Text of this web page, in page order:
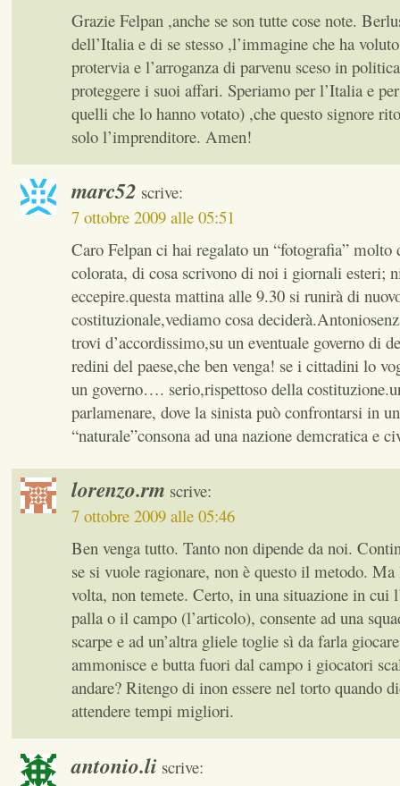
Grazie Felpan ,anche se son tutte cose note.
dell’Italia e di se stesso ,l’immagine che ha
protervia e l’arroganza di parvenu sceso in
proteggere i suoi affari. Speriamo per l’Italia e
quelli che lo hanno votato) ,che questo signore
solo l’imprenditore. Amen!
marc52 scrive:
7 ottobre 2009 alle 05:51
Caro Felpan ci hai regalato un “fotografia” molto
colorata, di cosa scrivono di noi i giornali esteri;
eccepire.questa mattina alle 9.30 si runirà di
costituzionale,vediamo cosa
trovi d’accordissimo,su un eventuale governo di
redini del paese,che ben venga! se i cittadini lo
un governo…. serio,rispettoso della
parlamenare, dove la sinista può confrontarsi in
“naturale”consona ad una nazione demcratica e
lorenzo.rm scrive:
7 ottobre 2009 alle 05:46
Ben venga tutto. Tanto non dipende da noi.
se si vuole ragionare, non è questo il metodo.
volta, non temete. Certo, in una situazione in cui
palla o il campo (l’articolo), consente ad una
scarpe e ad un’altra gliele toglie sì da farla
ammonisce e butta fuori dal campo i giocatori
andare? Ritengo di inon essere nel torto quando
attendere tempi migliori.
antonio.li scrive: